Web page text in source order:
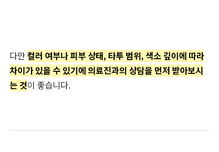
다만 컬러 여부나 피부 상태, 타투 범위, 색소 깊이에 따라
차이가 있을 수 있기에 의료진과의 상담을 먼저 받아보시
는 것이 좋습니다.